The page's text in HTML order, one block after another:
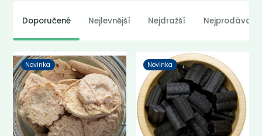
Doporučené Nejlevnější Nejdražší
Novinka Novinka